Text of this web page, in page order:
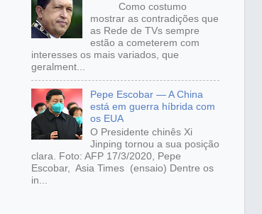
Como costumo
mostrar as contradições que
as Rede de TVs sempre
estão a cometerem com
interesses os mais variados, que
geralment...
Pepe Escobar — A China
está em guerra híbrida com
os EUA
O Presidente chinês Xi
Jinping tornou a sua posição
clara. Foto: AFP 17/3/2020, Pepe
Escobar, Asia Times (ensaio) Dentre os
in...